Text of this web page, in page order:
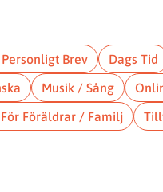
Brev Dags Tid
Musik / Sång
För Föräldrar / Familj